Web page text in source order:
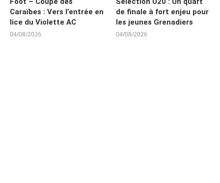
Caraïbes : Vers l’entrée en
lice du Violette AC
04/08/2026
de finale à fort enjeu pour
les jeunes Grenadiers
04/08/2026